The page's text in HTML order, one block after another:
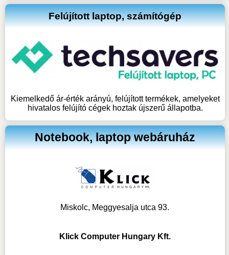
Felújított laptop, számítógép
Kiemelkedő ár-érték arányú, felújított termékek, amelyeket
hivatalos felújító cégek hoztak újszerű állapotba.
Notebook, laptop webáruház
Miskolc, Meggyesalja utca 93.
Klick Computer Hungary Kft.